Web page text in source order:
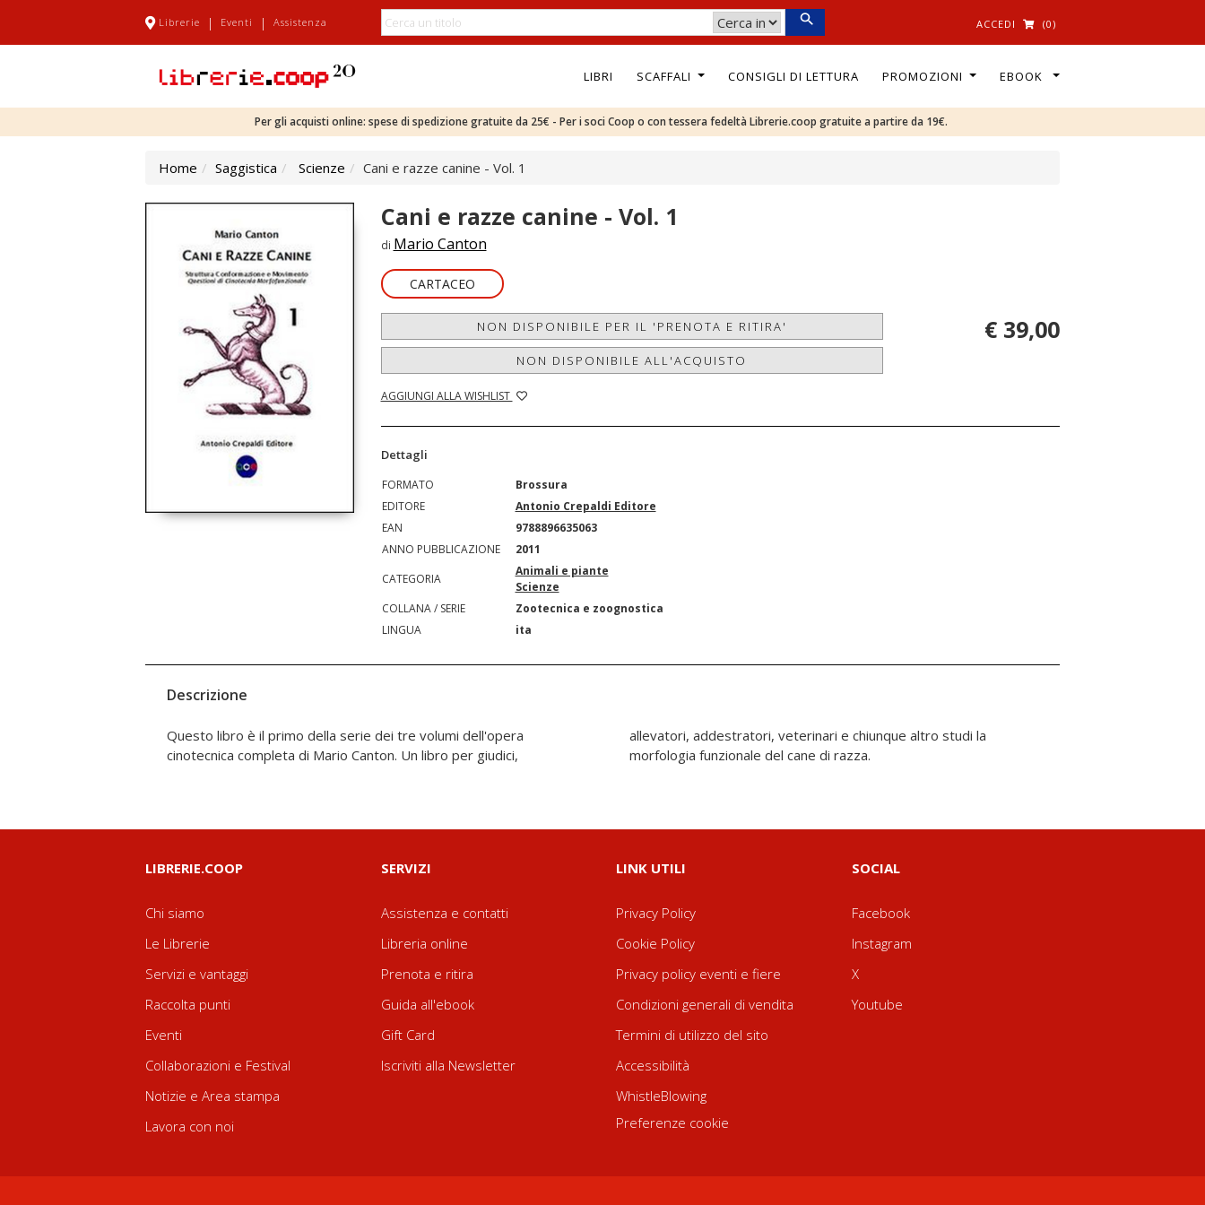
Librerie | Eventi | Assistenza ACCEDI (0)
LIBRI SCAFFALI CONSIGLI DI LETTURA PROMOZIONI EBOOK
Per gli acquisti online: spese di spedizione gratuite da 25€ - Per i soci Coop o con tessera fedeltà Librerie.coop gratuite a partire da 19€.
Home Saggistica Scienze Cani e razze canine - Vol. 1
Cani e razze canine - Vol. 1
di Mario Canton
CARTACEO
NON DISPONIBILE PER IL 'PRENOTA E RITIRA'
NON DISPONIBILE ALL'ACQUISTO
AGGIUNGI ALLA WISHLIST
€ 39,00
Dettagli
FORMATO
Brossura
EDITORE
Antonio Crepaldi Editore
EAN
9788896635063
ANNO PUBBLICAZIONE
2011
CATEGORIA
Animali e piante
Scienze
COLLANA / SERIE
Zootecnica e zoognostica
LINGUA
ita
Descrizione
Questo libro è il primo della serie dei tre volumi dell'opera
cinotecnica completa di Mario Canton. Un libro per giudici,
allevatori, addestratori, veterinari e chiunque altro studi la
morfologia funzionale del cane di razza.
LIBRERIE.COOP
Chi siamo
Le Librerie
Servizi e vantaggi
Raccolta punti
Eventi
Collaborazioni e Festival
Notizie e Area stampa
Lavora con noi
SERVIZI
Assistenza e contatti
Libreria online
Prenota e ritira
Guida all'ebook
Gift Card
Iscriviti alla Newsletter
LINK UTILI
Privacy Policy
Cookie Policy
Privacy policy eventi e fiere
Condizioni generali di vendita
Termini di utilizzo del sito
Accessibilità
WhistleBlowing
Preferenze cookie
SOCIAL
Facebook
Instagram
X
Youtube